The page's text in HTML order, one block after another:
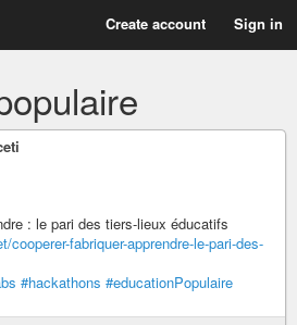
Create account Sign in
: le pari des tiers-lieux éducatifs
fabriquer-apprendre-le-pari-des-
#hackathons #educationPopulaire